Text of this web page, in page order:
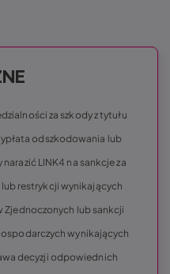
za szkody z tytułu
odszkodowania lub
LINK4 na sankcje za
lub restrykcji wynikających
Zjednoczonych lub sankcji
wynikających
decyzji odpowiednich